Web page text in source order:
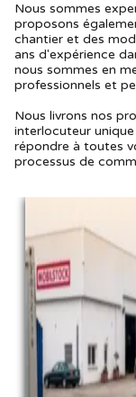
Nous sommes
proposons
chantier et des
ans d'expérience
nous sommes en
professionnels et
Nous livrons nos
interlocuteur
répondre à toutes
processus de